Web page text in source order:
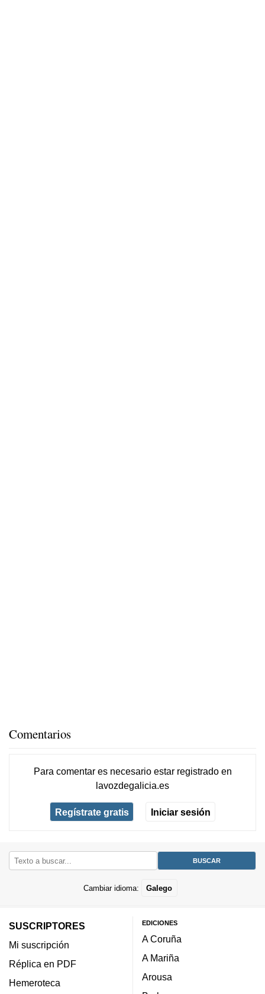
Comentarios
Para comentar es necesario estar registradoen
lavozdegalicia.es
Regístrate gratis Iniciar sesión
Cambiar idioma: Galego
SUSCRIPTORES
Mi suscripción
Réplica en PDF
Hemeroteca
EDICIONES
A Coruña
A Mariña
Arousa